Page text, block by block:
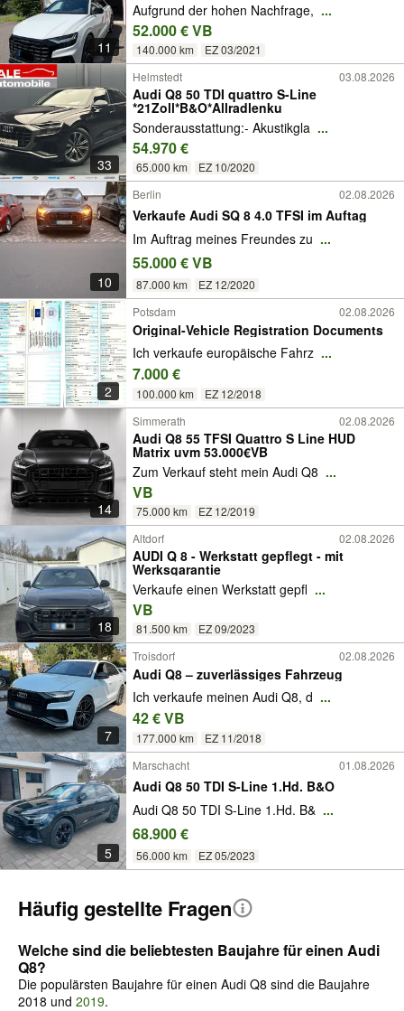
11
Aufgrund der hohen Nachfrage, ...
52.000 € VB
140.000 km EZ 03/2021
33
Helmstedt 03.08.2026
Audi Q8 50 TDI quattro S-Line
*21Zoll*B&O*Allradlenku
Sonderausstattung:- Akustikgla ...
54.970 €
65.000 km EZ 10/2020
10
Berlin 02.08.2026
Verkaufe Audi SQ 8 4.0 TFSI im Auftag
Im Auftrag meines Freundes zu ...
55.000 € VB
87.000 km EZ 12/2020
2
Potsdam 02.08.2026
Original-Vehicle Registration Documents
Ich verkaufe europäische Fahrz ...
7.000 €
100.000 km EZ 12/2018
14
Simmerath 02.08.2026
Audi Q8 55 TFSI Quattro S Line HUD
Matrix uvm 53.000€VB
Zum Verkauf steht mein Audi Q8 ...
VB
75.000 km EZ 12/2019
18
Altdorf 02.08.2026
AUDI Q 8 - Werkstatt gepflegt - mit
Werksgarantie
Verkaufe einen Werkstatt gepfl ...
VB
81.500 km EZ 09/2023
7
Troisdorf 02.08.2026
Audi Q8 – zuverlässiges Fahrzeug
Ich verkaufe meinen Audi Q8, d ...
42 € VB
177.000 km EZ 11/2018
5
Marschacht 01.08.2026
Audi Q8 50 TDI S-Line 1.Hd. B&O
Audi Q8 50 TDI S-Line 1.Hd. B& ...
68.900 €
56.000 km EZ 05/2023
Häufig gestellte Fragen
Welche sind die beliebtesten Baujahre für einen Audi
Q8?
Die populärsten Baujahre für einen Audi Q8 sind die Baujahre
2018 und 2019.